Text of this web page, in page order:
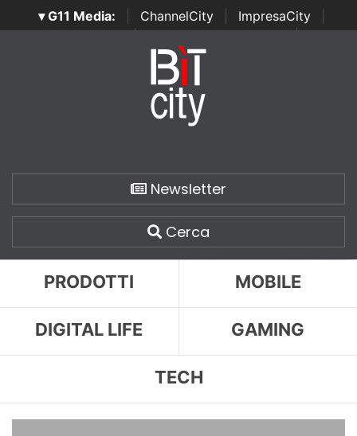
▾ G11 Media: ChannelCity ImpresaCity
SecurityOpenLab | Italian Channel Awards | Italian
Italian Security Awards
Newsletter
Cerca
PRODOTTI MOBILE
DIGITAL LIFE GAMING
TECH